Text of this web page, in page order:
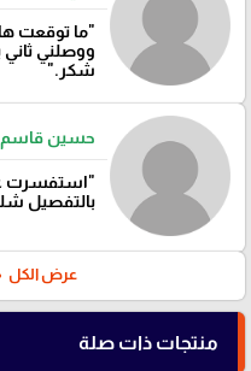
"ما توقعت
ووصلني ثاني
شكر."
حسين قاسم
"استفسرت
بالتفصيل
عرض الكل
منتجات ذات صلة